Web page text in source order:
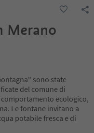
Merano
sono state
del comune di
ecologico,
Le fontane invitano a
potabile fresca e di